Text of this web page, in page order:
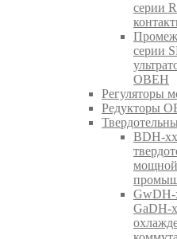
серии
серии
ОВЕН
Регуляторы
Редукторы
BDH-
мощной
GwDH-
GaDH-